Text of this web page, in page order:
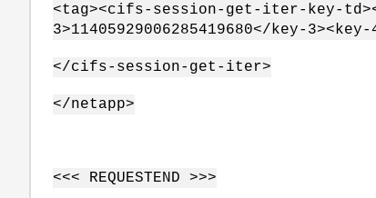
<tag><cifs-session-get-iter-key-
3>11405929006285419680</key-
</cifs-session-get-iter>
</netapp>
<<< REQUESTEND >>>